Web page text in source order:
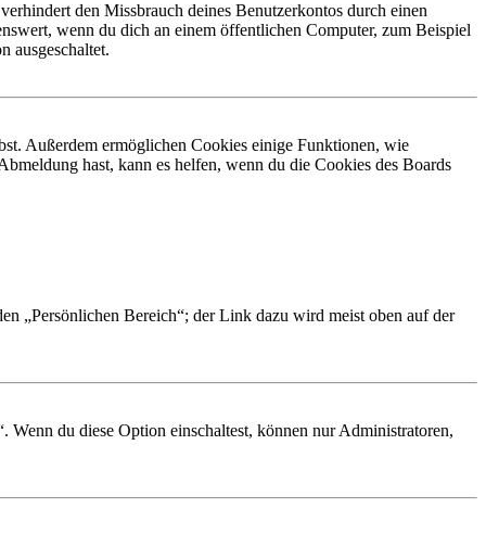
den Missbrauch deines Benutzerkontos durch einen
wenn du dich an einem öffentlichen Computer, zum Beispiel
ausgeschaltet.
Außerdem ermöglichen Cookies einige Funktionen, wie
hast, kann es helfen, wenn du die Cookies des Boards
„Persönlichen Bereich“; der Link dazu wird meist oben auf der
du diese Option einschaltest, können nur Administratoren,